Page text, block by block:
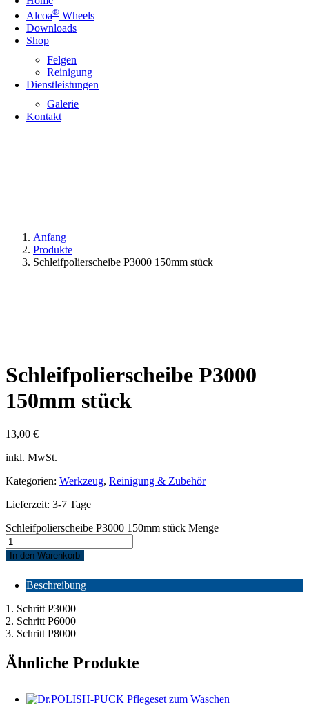
Alcoa® Wheels
Downloads
Shop
Felgen
Reinigung
Dienstleistungen
Galerie
Kontakt
Anfang
Produkte
Schleifpolierscheibe P3000 150mm stück
Schleifpolierscheibe P3000
150mm stück
13,00 €
inkl. MwSt.
Kategorien: Werkzeug, Reinigung & Zubehör
Lieferzeit: 3-7 Tage
Schleifpolierscheibe P3000 150mm stück Menge
In den Warenkorb
Beschreibung
1. Schritt P3000
2. Schritt P6000
3. Schritt P8000
Ähnliche Produkte